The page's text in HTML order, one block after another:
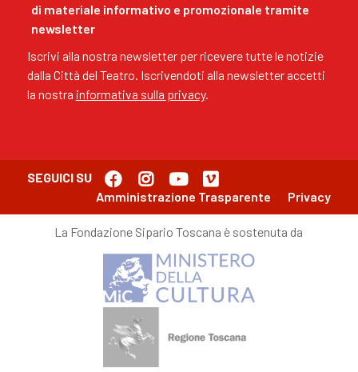
di materiale informativo e promozionale tramite
newsletter
Iscrivi alla nostra newsletter per ricevere tutte le notizie
dalla Città del Teatro. Iscrivendoti alla newsletter accetti
la nostra informativa sulla privacy.
SEGUICI SU
Amministrazione Trasparente
Privacy
La Fondazione Sipario Toscana è sostenuta da